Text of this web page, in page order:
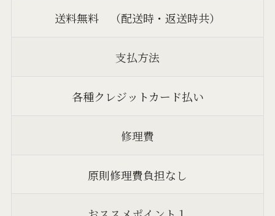
送料無料 （配送時・返送時共）
支払方法
各種クレジットカード払い
修理費
原則修理費負担なし